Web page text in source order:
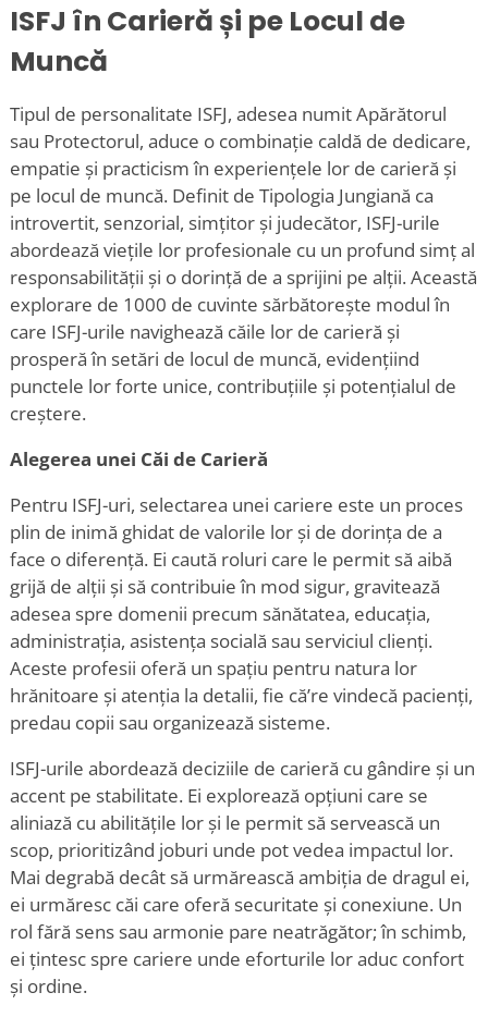
ISFJ în Carieră și pe Locul de
Muncă
Tipul de personalitate ISFJ, adesea numit Apărătorul
sau Protectorul, aduce o combinație caldă de dedicare,
empatie și practicism în experiențele lor de carieră și
pe locul de muncă. Definit de Tipologia Jungiană ca
introvertit, senzorial, simțitor și judecător, ISFJ-urile
abordează viețile lor profesionale cu un profund simț al
responsabilității și o dorință de a sprijini pe alții. Această
explorare de 1000 de cuvinte sărbătorește modul în
care ISFJ-urile navighează căile lor de carieră și
prosperă în setări de locul de muncă, evidențiind
punctele lor forte unice, contribuțiile și potențialul de
creștere.
Alegerea unei Căi de Carieră
Pentru ISFJ-uri, selectarea unei cariere este un proces
plin de inimă ghidat de valorile lor și de dorința de a
face o diferență. Ei caută roluri care le permit să aibă
grijă de alții și să contribuie în mod sigur, gravitează
adesea spre domenii precum sănătatea, educația,
administrația, asistența socială sau serviciul clienți.
Aceste profesii oferă un spațiu pentru natura lor
hrănitoare și atenția la detalii, fie că’re vindecă pacienți,
predau copii sau organizează sisteme.
ISFJ-urile abordează deciziile de carieră cu gândire și un
accent pe stabilitate. Ei explorează opțiuni care se
aliniază cu abilitățile lor și le permit să servească un
scop, prioritizând joburi unde pot vedea impactul lor.
Mai degrabă decât să urmărească ambiția de dragul ei,
ei urmăresc căi care oferă securitate și conexiune. Un
rol fără sens sau armonie pare neatrăgător; în schimb,
ei țintesc spre cariere unde eforturile lor aduc confort
și ordine.